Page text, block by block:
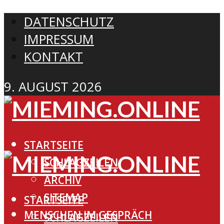
DATENSCHUTZ
IMPRESSUM
KONTAKT
9. AUGUST 2026
STARTSEITE
SCHLAGZEILEN
ARCHIV
SITEMAP
MENSCHEN IM GESPRÄCH
STARTSEITE
SCHLAGZEILEN